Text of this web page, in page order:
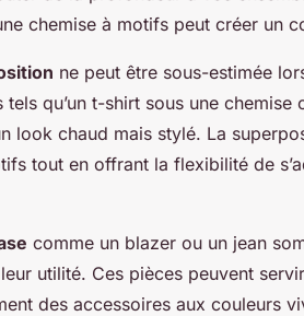
chemise à motifs peut créer un
ne peut être sous-estimée
qu’un t-shirt sous une
look chaud mais stylé. La
tout en offrant la flexibilité de
comme un blazer ou un jean
utilité. Ces pièces peuvent
des accessoires aux couleurs